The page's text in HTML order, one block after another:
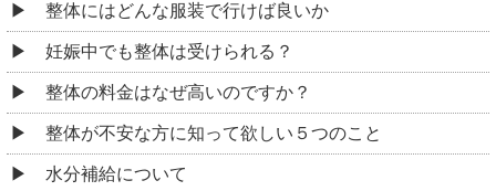
整体にはどんな服装で行けば良いか
妊娠中でも整体は受けられる？
整体の料金はなぜ高いのですか？
整体が不安な方に知って欲しい５つのこと
水分補給について